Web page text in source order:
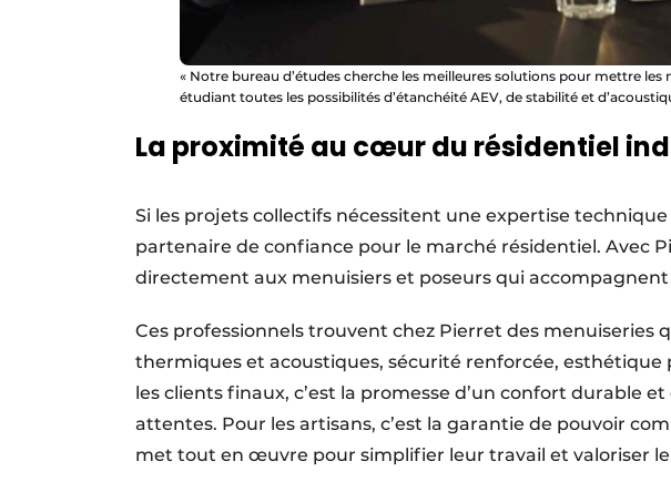
« Notre bureau d’études cherche les meilleures solutions pour mettre
étudiant toutes les possibilités d’étanchéité AEV, de stabilité et
La proximité au cœur du résidentiel
Si les projets collectifs nécessitent une expertise
partenaire de confiance pour le marché résidentiel. Avec
directement aux menuisiers et poseurs qui
Ces professionnels trouvent chez Pierret des menuiseries
thermiques et acous­tiques, sécu­rité renforcée, esthétique
les clients finaux, c’est la promesse d’un confort durable
attentes. Pour les artisans, c’est la garantie de pouvoir
met tout en œuvre pour simplifier leur travail et valoriser